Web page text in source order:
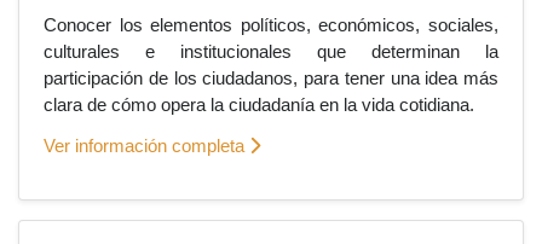
Conocer los elementos políticos, económicos, sociales,
culturales e institucionales que determinan la
participación de los ciudadanos, para tener una idea más
clara de cómo opera la ciudadanía en la vida cotidiana.
Ver información completa